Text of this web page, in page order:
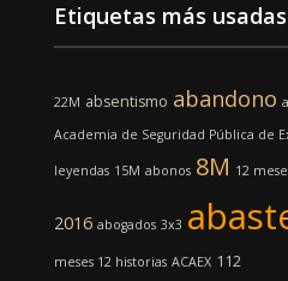
Etiquetas más usadas
22M absentismo abandono
Academia de Seguridad Pública de
leyendas 15M abonos 8M 12
2016 abogados 3x3
meses 12 historias ACAEX 112